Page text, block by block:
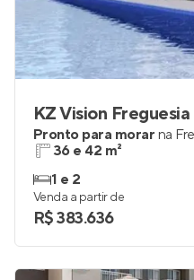
KZ Vision Freguesia
Pronto para morar na
36 e 42 m²
1 e 2
Venda a partir de
R$ 383.636